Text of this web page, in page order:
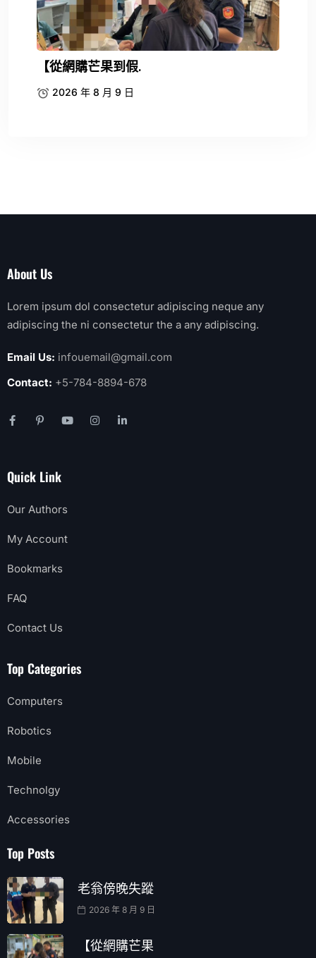
【從網購芒果到假.
2026 年 8 月 9 日
About Us
Lorem ipsum dol consectetur adipiscing neque any
adipiscing the ni consectetur the a any adipiscing.
Email Us: infouemail@gmail.com
Contact: +5-784-8894-678
Quick Link
Our Authors
My Account
Bookmarks
FAQ
Contact Us
Top Categories
Computers
Robotics
Mobile
Technolgy
Accessories
Top Posts
老翁傍晚失蹤
2026 年 8 月 9 日
【從網購芒果